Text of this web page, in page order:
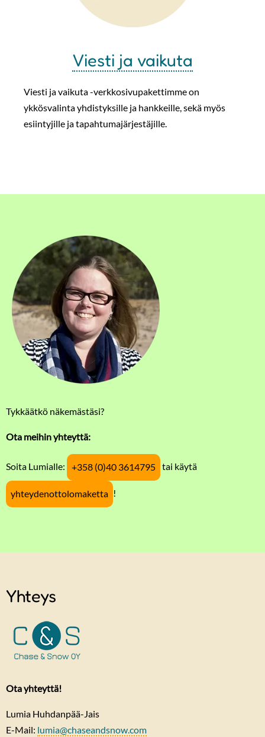
Viesti ja vaikuta
Viesti ja vaikuta -verkkosivupakettimme on
ykkösvalinta yhdistyksille ja hankkeille, sekä myös
esiintyjille ja tapahtumajärjestäjille.
Tykkäätkö näkemästäsi?
Ota meihin yhteyttä:
Soita Lumialle: +358 (0)40 3614795 tai käytä
yhteydenottolomaketta !
Yhteys
Ota yhteyttä!
Lumia Huhdanpää-Jais
E-Mail: lumia@chaseandsnow.com